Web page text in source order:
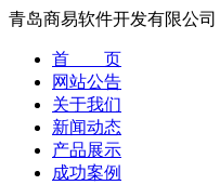
青岛商易软件开发有限公司
首 页
网站公告
关于我们
新闻动态
产品展示
成功案例